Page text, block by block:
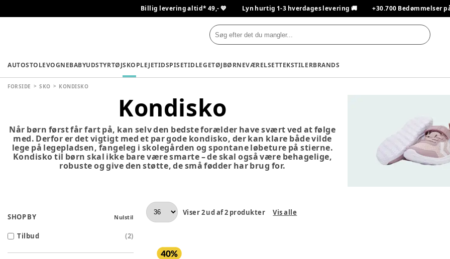
Billig levering altid* 49,- 💙 Lyn hurtig 1-3 hverdages levering 🚚 +30.700 Bedømmelser
AUTOSTOLEVOGNEBABYUDSTYRTØJSKOPLEJETIDSPISETIDLEGETØJBØRNEVÆRELSETTEKSTILERBRANDS
FORSIDE SKO KONDISKO
Kondisko
Når børn først får fart på, kan selv den bedste forælder have svært ved at følge
med. Derfor er det vigtigt med et par gode kondisko, der kan klare både vilde
lege på legepladsen, fangeleg i skolegården og spontane løbeture på stierne.
Kondisko til børn skal ikke bare være smarte – de skal også være behagelige,
robuste og give den støtte, de små fødder har brug for.
SHOP BY Nulstil
Tilbud (2)
Viser2ud af2 produkter Vis alle